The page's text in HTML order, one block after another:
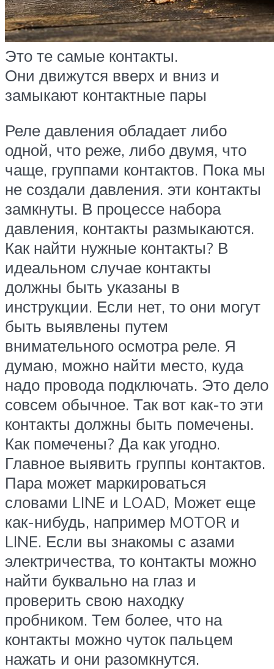
Это те самые контакты.
Они движутся вверх и вниз и
замыкают контактные пары
Реле давления обладает либо
одной, что реже, либо двумя, что
чаще, группами контактов. Пока мы
не создали давления. эти контакты
замкнуты. В процессе набора
давления, контакты размыкаются.
Как найти нужные контакты? В
идеальном случае контакты
должны быть указаны в
инструкции. Если нет, то они могут
быть выявлены путем
внимательного осмотра реле. Я
думаю, можно найти место, куда
надо провода подключать. Это дело
совсем обычное. Так вот как-то эти
контакты должны быть помечены.
Как помечены? Да как угодно.
Главное выявить группы контактов.
Пара может маркироваться
словами LINE и LOAD, Может еще
как-нибудь, например MOTOR и
LINE. Если вы знакомы с азами
электричества, то контакты можно
найти буквально на глаз и
проверить свою находку
пробником. Тем более, что на
контакты можно чуток пальцем
нажать и они разомкнутся.